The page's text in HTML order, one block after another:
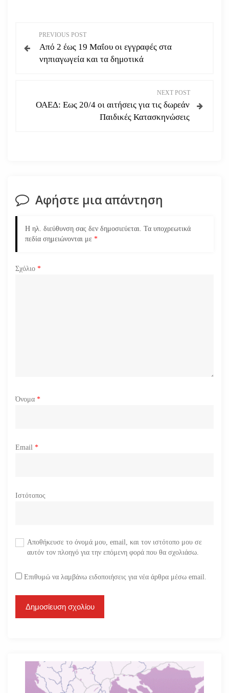
λ
η
ά
θ
PREVIOUS POST
Από 2 έως 19 Μαΐου οι εγγραφές στα
νηπιαγωγεία και τα δημοτικά
NEXT POST
ΟΑΕΔ: Εως 20/4 οι αιτήσεις για τις δωρεάν
Παιδικές Κατασκηνώσεις
Αφήστε μια απάντηση
Η ηλ. διεύθυνση σας δεν δημοσιεύεται. Τα υποχρεωτικά
πεδία σημειώνονται με *
Σχόλιο *
Όνομα *
Email *
Ιστότοπος
Αποθήκευσε το όνομά μου, email, και τον ιστότοπο μου σε
αυτόν τον πλοηγό για την επόμενη φορά που θα σχολιάσω.
Επιθυμώ να λαμβάνω ειδοποιήσεις για νέα άρθρα μέσω email.